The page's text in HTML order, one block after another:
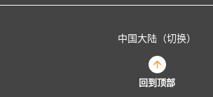
中国大陆（切换）
回到顶部